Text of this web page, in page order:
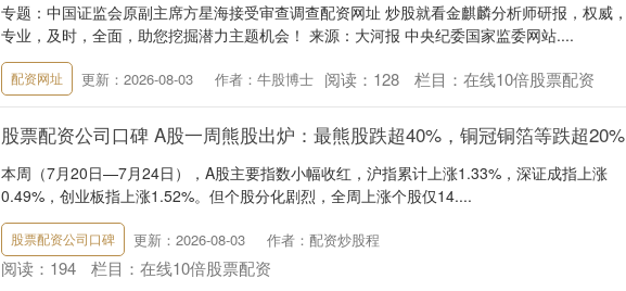
专题：中国证监会原副主席方星海接受审查调查配资网址 炒股就看金麒麟分析师研报，权威，
专业，及时，全面，助您挖掘潜力主题机会！ 来源：大河报 中央纪委国家监委网站....
配资网址 更新：2026-08-03 作者：牛股博士 阅读： 128 栏目： 在线10倍股票配资
股票配资公司口碑 A股一周熊股出炉：最熊股跌超40%，铜冠铜箔等跌超20%
本周（7月20日—7月24日），A股主要指数小幅收红，沪指累计上涨1.33%，深证成指上涨
0.49%，创业板指上涨1.52%。但个股分化剧烈，全周上涨个股仅14....
股票配资公司口碑 更新：2026-08-03 作者：配资炒股程
阅读： 194 栏目： 在线10倍股票配资